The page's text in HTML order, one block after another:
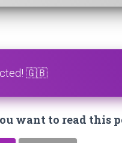
🇬🇧
want to read this